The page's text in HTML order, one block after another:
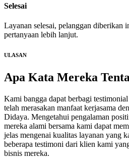
Selesai
Layanan selesai, pelanggan diberikan
pertanyaan lebih lanjut.
ULASAN
Apa Kata Mereka
Kami bangga dapat berbagi
telah merasakan manfaat kerjasama
Didaya. Mengetahui pengalaman
mereka alami bersama kami dapat
jelas mengenai kualitas layanan yang
beberapa testimoni dari klien kami
bisnis mereka.